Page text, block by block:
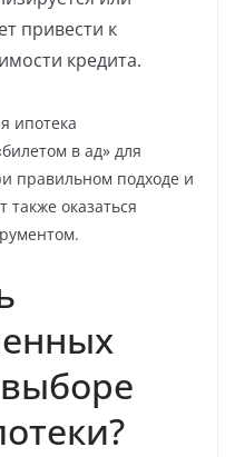
привести к
кредита.
ипотека
в ад» для
правильном подходе и
оказаться